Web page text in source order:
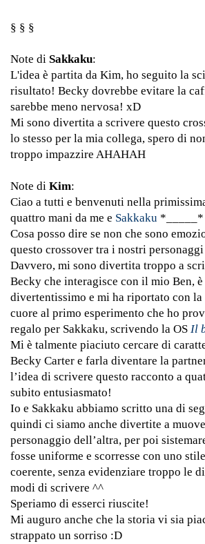
§ § §
Note di Sakkaku:
L'idea è partita da Kim, ho seguito la
risultato! Becky dovrebbe evitare la
sarebbe meno nervosa! xD
Mi sono divertita a scrivere questo
lo stesso per la mia collega, spero di
troppo impazzire AHAHAH
Note di Kim:
Ciao a tutti e benvenuti nella
quattro mani da me e Sakkaku *_____*
Cosa posso dire se non che sono
questo crossover tra i nostri
Davvero, mi sono divertita troppo a
Becky che interagisce con il mio Ben, è
divertentissimo e mi ha riportato con la
cuore al primo esperimento che ho
regalo per Sakkaku, scrivendo la OS Il
Mi è talmente piaciuto cercare di
Becky Carter e farla diventare la
l’idea di scrivere questo racconto a
subito entusiasmato!
Io e Sakkaku abbiamo scritto una di
quindi ci siamo anche divertite a
personaggio dell’altra, per poi
fosse uniforme e scorresse con uno
coerente, senza evidenziare troppo le
modi di scrivere ^^
Speriamo di esserci riuscite!
Mi auguro anche che la storia vi sia
strappato un sorriso :D